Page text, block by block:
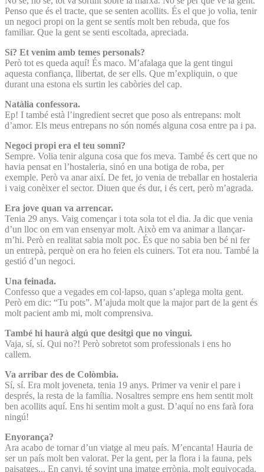
Penso que és el tracte, que se senten acollits. És el que jo volia, tenir
un negoci propi on la gent se sentís molt ben rebuda, que fos
familiar. Que la gent se senti escoltada, apreciada.
Sí? Et venim amb temes personals?
Però tot es queda aquí! És maco. M’afalaga que la gent tingui
aquesta confiança, llibertat, de ser ells. Que m’expliquin, o que
durant una estona els surtin les cabòries del cap.
Natàlia confessora.
Ep! I també està l’ingredient secret que poso als entrepans: molt
d’amor. Els meus entrepans no són només alguna cosa entre pa i pa.
Negoci propi era el teu somni?
Sempre. Volia tenir alguna cosa que fos meva. També és cert que no
havia pensat en l’hostaleria, sinó en una botiga de roba, per
exemple. Però va anar així. De fet, jo venia de treballar en hostaleria
i vaig conèixer el sector. Diuen que és dur, i és cert, però m’agrada.
Era jove quan va arrencar.
Tenia 29 anys. Vaig començar i tota sola tot el dia. Ja dic que venia
d’un lloc on em van ensenyar molt. Això em va animar a llançar-
m’hi. Però en realitat sabia molt poc. És que no sabia ben bé ni fer
un entrepà, perquè on era ho feien els cuiners. Tot era nou. També la
gestió d’un negoci.
Una feinada.
Confesso que a vegades em col·lapso, quan s’aplega molta gent.
Però em dic: “Tu pots”. M’ajuda molt que la major part de la gent és
molt pacient amb mi, molt comprensiva.
També hi haurà algú que desitgi que no vingui.
Vaja, sí, sí. Qui no?! Però sobretot som professionals i ens ho
callem.
Va arribar des de Colòmbia.
Sí, sí. Era molt joveneta, tenia 19 anys. Primer va venir el pare i
després, la resta de la família. Nosaltres sempre ens hem sentit molt
ben acollits aquí. Ens hi sentim molt a gust. D’aquí no ens farà fora
ningú!
Enyorança?
Ara acabo de tornar d’un viatge al meu país. M’encanta! Hauria de
ser un país molt ben valorat. Per la gent, per la flora i la fauna, pels
paisatges... En canvi, té sovint una imatge errònia, molt equivocada.